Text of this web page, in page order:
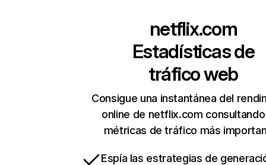
netflix.com
Estadísticas de
tráfico web
Consigue una instantánea del
online de netflix.com
métricas de tráfico más
Espía las estrategias de